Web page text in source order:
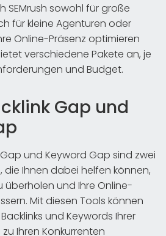
SEMrush sowohl für große
für kleine Agenturen oder
Online-Präsenz optimieren
verschiedene Pakete an, je
und Budget.
Gap und
Gap und Keyword Gap sind zwei
die Ihnen dabei helfen können,
überholen und Ihre Online-
Mit diesen Tools können
und Keywords Ihrer
Ihren Konkurrenten